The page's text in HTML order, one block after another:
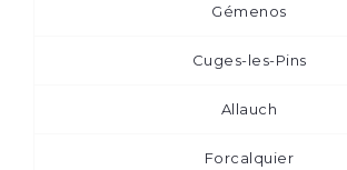
Gémenos
Cuges-les-Pins
Allauch
Forcalquier